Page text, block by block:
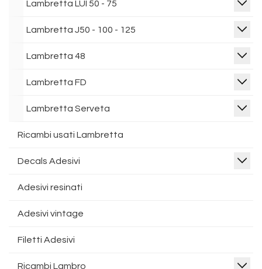
Lambretta LUI 50 - 75
Lambretta J50 - 100 - 125
Lambretta 48
Lambretta FD
Lambretta Serveta
Ricambi usati Lambretta
Decals Adesivi
Adesivi resinati
Adesivi vintage
Filetti Adesivi
Ricambi Lambro